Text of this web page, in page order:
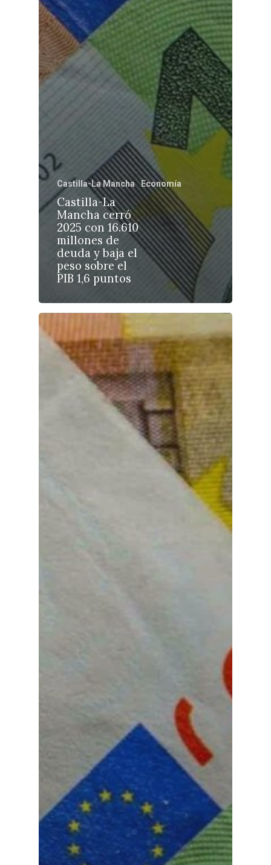
Castilla-La Mancha Economía
Castilla-La
Mancha cerró
2025 con 16.610
millones de
deuda y baja el
peso sobre el
PIB 1,6 puntos
Castilla-La
Ciudad Real
Albacete
Cuenca
Guadalajara
Talavera
Sanidad
Economía
Educación
Cultura
Deportes
Sucesos
Medio Ambiente
Planeta Rural
Especiales
Política
Galerías